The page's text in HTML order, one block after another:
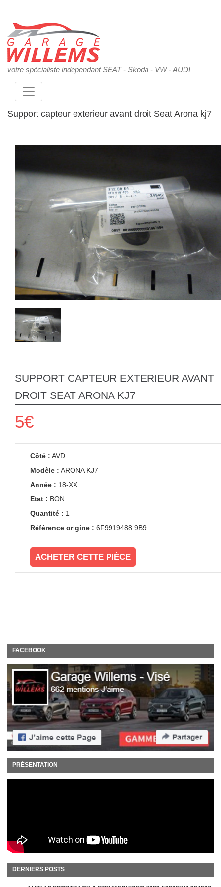
votre spécialiste independant SEAT - Skoda - VW - AUDI
Support capteur exterieur avant droit Seat Arona kj7
SUPPORT CAPTEUR EXTERIEUR AVANT
DROIT SEAT ARONA KJ7
5€
Côté : AVD
Modèle : ARONA KJ7
Année : 18-XX
Etat : BON
Quantité : 1
Référence origine : 6F9919488 9B9
ACHETER CETTE PIÈCE
FACEBOOK
PRÉSENTATION
DERNIERS POSTS